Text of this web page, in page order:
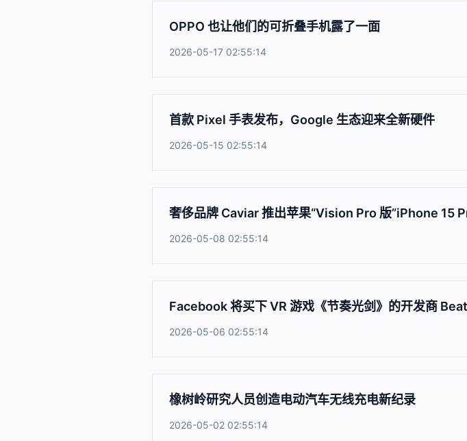
OPPO 也让他们的可折叠手机露了一面
2026-05-17 02:55:14
首款 Pixel 手表发布，Google 生态迎来全新硬件
2026-05-15 02:55:14
奢侈品牌 Caviar 推出苹果“Vision Pro 版”iPhone 15
2026-05-08 02:55:14
Facebook 将买下 VR 游戏《节奏光剑》的开发商
2026-05-06 02:55:14
橡树岭研究人员创造电动汽车无线充电新纪录
2026-05-02 02:55:14